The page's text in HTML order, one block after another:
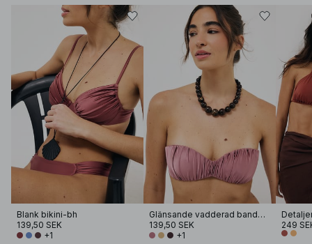
Blank bikini-bh
139,50 SEK
+1
Glänsande vadderad bandeau bikini
139,50 SEK
+1
249